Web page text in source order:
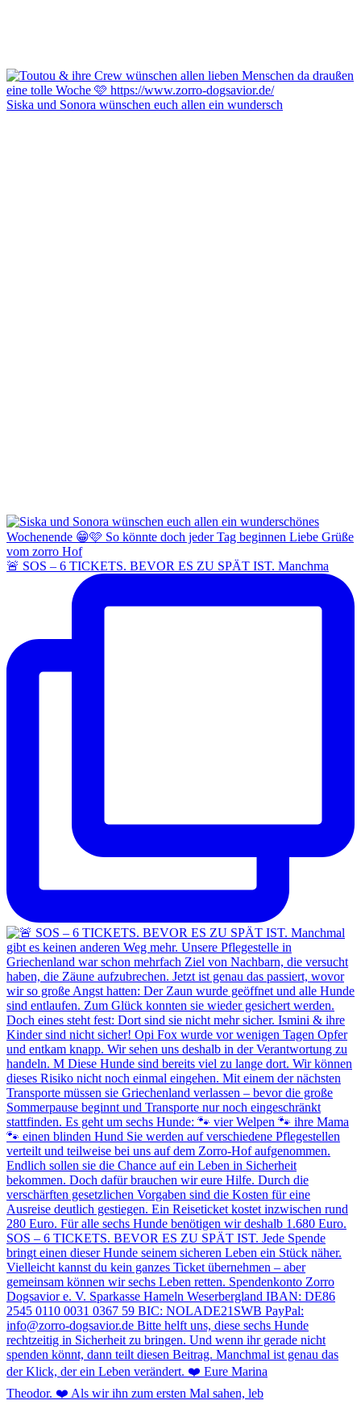
Siska und Sonora wünschen euch allen ein wundersch
🚨 SOS – 6 TICKETS. BEVOR ES ZU SPÄT IST. Manchma
Theodor. ❤️ Als wir ihn zum ersten Mal sahen, leb